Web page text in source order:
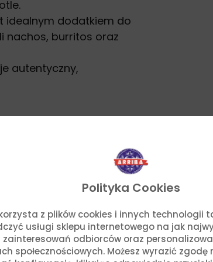
Polityka Cookies
z plików cookies i innych technologii
usługi sklepu internetowego na jak
odbiorców oraz
społecznościowych. Możesz wyrazić zgodę
idealnym dodatkiem do
nachos, burritos oraz
autentyczny,
dostępne w karcie